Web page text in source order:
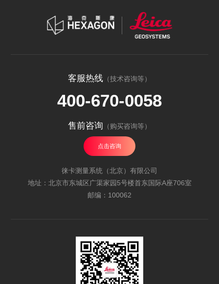
客服热线 （技术咨询等）
400-670-0058
售前咨询 （购买咨询等）
点击咨询
徕卡测量系统（北京）有限公司
地址：北京市东城区广渠家园5号楼首东国际A座706室
邮编：100062